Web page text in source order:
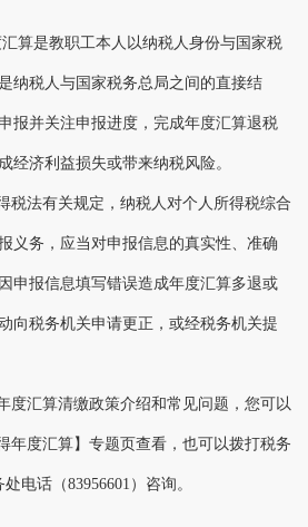
汇算是教职工本人以纳税人身份与国家税
纳税人与国家税务总局之间的直接结
报并关注申报进度，完成年度汇算退税
经济利益损失或带来纳税风险。
税法有关规定，纳税人对个人所得税综合
义务，应当对申报信息的真实性、准确
申报信息填写错误造成年度汇算多退或
向税务机关申请更正，或经税务机关提
度汇算清缴政策介绍和常见问题，您可以
年度汇算】专题页查看，也可以拨打税务
处电话（83956601 ）咨询。